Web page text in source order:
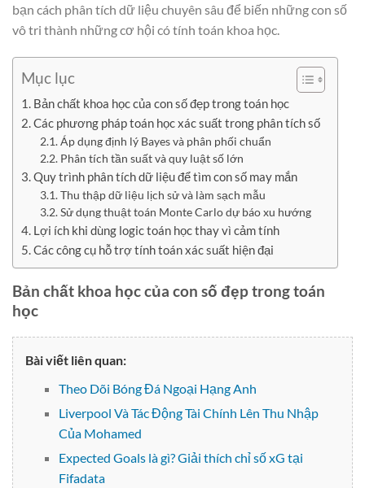
bạn cách phân tích dữ liệu chuyên sâu để biến những con số
vô tri thành những cơ hội có tính toán khoa học.
Mục lục
Bản chất khoa học của con số đẹp trong toán học
Các phương pháp toán học xác suất trong phân tích số
Áp dụng định lý Bayes và phân phối chuẩn
Phân tích tần suất và quy luật số lớn
Quy trình phân tích dữ liệu để tìm con số may mắn
Thu thập dữ liệu lịch sử và làm sạch mẫu
Sử dụng thuật toán Monte Carlo dự báo xu hướng
Lợi ích khi dùng logic toán học thay vì cảm tính
Các công cụ hỗ trợ tính toán xác suất hiện đại
Bản chất khoa học của con số đẹp trong toán
học
Bài viết liên quan:
Theo Dõi Bóng Đá Ngoại Hạng Anh
Liverpool Và Tác Động Tài Chính Lên Thu Nhập
Của Mohamed
Expected Goals là gì? Giải thích chỉ số xG tại
Fifadata